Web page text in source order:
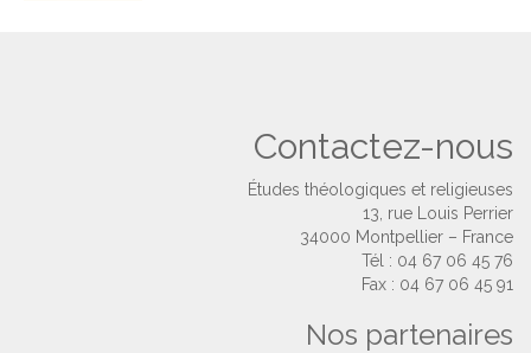
Contactez-nous
Études théologiques et religieuses
13, rue Louis Perrier
34000 Montpellier – France
Tél : 04 67 06 45 76
Fax : 04 67 06 45 91
Nos partenaires